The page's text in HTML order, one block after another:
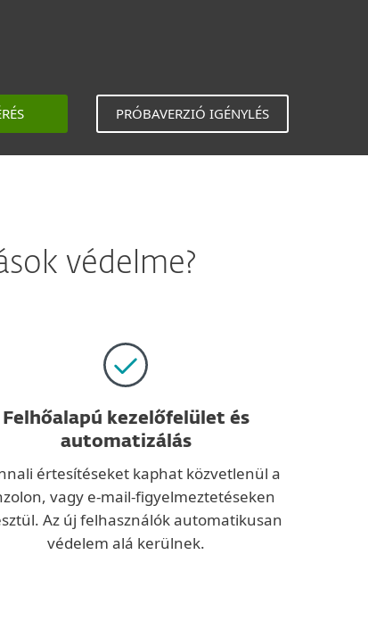
PRÓBAVERZIÓ IGÉNYLÉS
védelme?
Felhőalapú kezelőfelület és
automatizálás
értesítéseket kaphat közvetlenül a
vagy e-mail-figyelmeztetéseken
Az új felhasználók automatikusan
védelem alá kerülnek.